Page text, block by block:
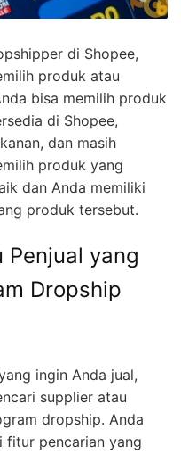
di Shopee,
produk atau
bisa memilih produk
di Shopee,
dan masih
produk yang
dan Anda memiliki
produk tersebut.
Penjual yang
Dropship
ingin Anda jual,
supplier atau
dropship. Anda
fitur pencarian yang